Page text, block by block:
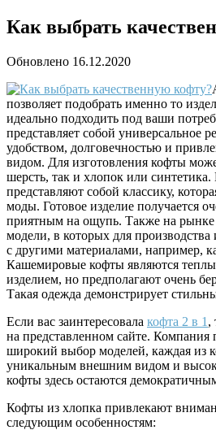
Как выбрать
Обновлено 16.12.2020
позволяет подобрать именно то
идеально подходить под ваши
представляет собой универсальное
удобством, долговечностью и
видом. Для изготовления кофты
шерсть, так и хлопок или
представляют собой классику,
моды. Готовое изделие получается
приятным на ощупь. Также на рынке
модели, в которых для производства
с другими материалами, например,
Кашемировые кофты являются
изделием, но предполагают очень
Такая одежда демонстрирует
Если вас заинтересовала кофта 2 в 1 ,
на представленном сайте. Компания
широкий выбор моделей, каждая из
уникальным внешним видом и
кофты здесь остаются
Кофты из хлопка привлекают
следующим особенностям: